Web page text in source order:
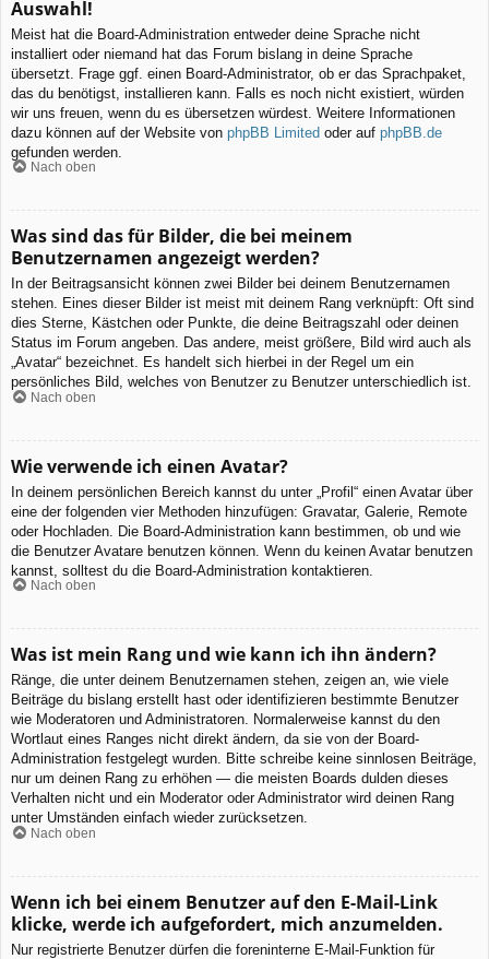
Auswahl!
Meist hat die Board-Administration entweder deine Sprache nicht
installiert oder niemand hat das Forum bislang in deine Sprache
übersetzt. Frage ggf. einen Board-Administrator, ob er das Sprachpaket,
das du benötigst, installieren kann. Falls es noch nicht existiert, würden
wir uns freuen, wenn du es übersetzen würdest. Weitere Informationen
dazu können auf der Website von phpBB Limited oder auf phpBB.de
gefunden werden.
Nach oben
Was sind das für Bilder, die bei meinem
Benutzernamen angezeigt werden?
In der Beitragsansicht können zwei Bilder bei deinem Benutzernamen
stehen. Eines dieser Bilder ist meist mit deinem Rang verknüpft: Oft sind
dies Sterne, Kästchen oder Punkte, die deine Beitragszahl oder deinen
Status im Forum angeben. Das andere, meist größere, Bild wird auch als
„Avatar“ bezeichnet. Es handelt sich hierbei in der Regel um ein
persönliches Bild, welches von Benutzer zu Benutzer unterschiedlich ist.
Nach oben
Wie verwende ich einen Avatar?
In deinem persönlichen Bereich kannst du unter „Profil“ einen Avatar über
eine der folgenden vier Methoden hinzufügen: Gravatar, Galerie, Remote
oder Hochladen. Die Board-Administration kann bestimmen, ob und wie
die Benutzer Avatare benutzen können. Wenn du keinen Avatar benutzen
kannst, solltest du die Board-Administration kontaktieren.
Nach oben
Was ist mein Rang und wie kann ich ihn ändern?
Ränge, die unter deinem Benutzernamen stehen, zeigen an, wie viele
Beiträge du bislang erstellt hast oder identifizieren bestimmte Benutzer
wie Moderatoren und Administratoren. Normalerweise kannst du den
Wortlaut eines Ranges nicht direkt ändern, da sie von der Board-
Administration festgelegt wurden. Bitte schreibe keine sinnlosen Beiträge,
nur um deinen Rang zu erhöhen — die meisten Boards dulden dieses
Verhalten nicht und ein Moderator oder Administrator wird deinen Rang
unter Umständen einfach wieder zurücksetzen.
Nach oben
Wenn ich bei einem Benutzer auf den E-Mail-Link
klicke, werde ich aufgefordert, mich anzumelden.
Nur registrierte Benutzer dürfen die foreninterne E-Mail-Funktion für